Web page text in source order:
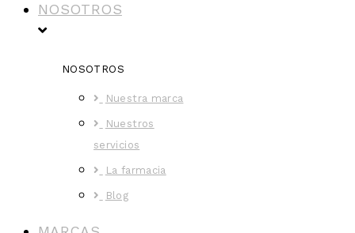
NOSOTROS
NOSOTROS
Nuestra marca
Nuestros
servicios
La farmacia
Blog